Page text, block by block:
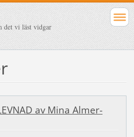
det vi läst vidgar
av Mina Almer-